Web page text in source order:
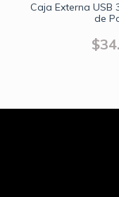
Caja Externa USB
de